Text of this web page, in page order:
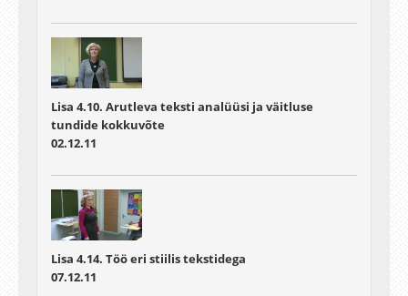
Lisa 4.10. Arutleva teksti analüüsi ja väitluse
tundide kokkuvõte
02.12.11
Lisa 4.14. Töö eri stiilis tekstidega
07.12.11